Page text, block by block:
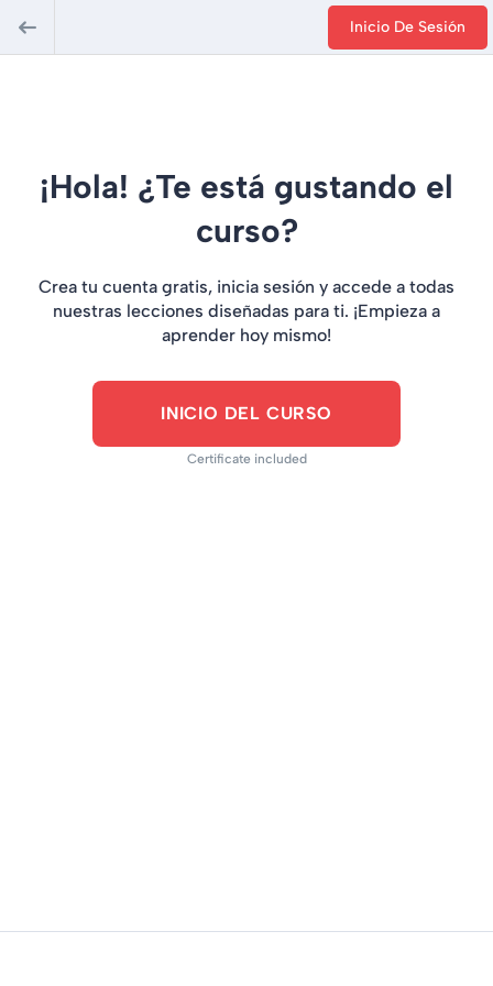
Inicio De Sesión
¡Hola! ¿Te está gustando el
curso?
Crea tu cuenta gratis, inicia sesión y accede a todas
nuestras lecciones diseñadas para ti. ¡Empieza a
aprender hoy mismo!
INICIO DEL CURSO
Certificate included